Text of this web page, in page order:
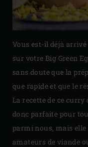
Vous est-il déjà
sur votre Big Green
sans doute que la
que rapide et que le
La recette de ce
donc parfaite pour
parmi nous, mais
amateurs de viande